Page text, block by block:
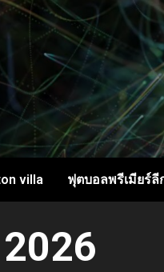
villa ฟุตบอลพรีเมียร์ลี